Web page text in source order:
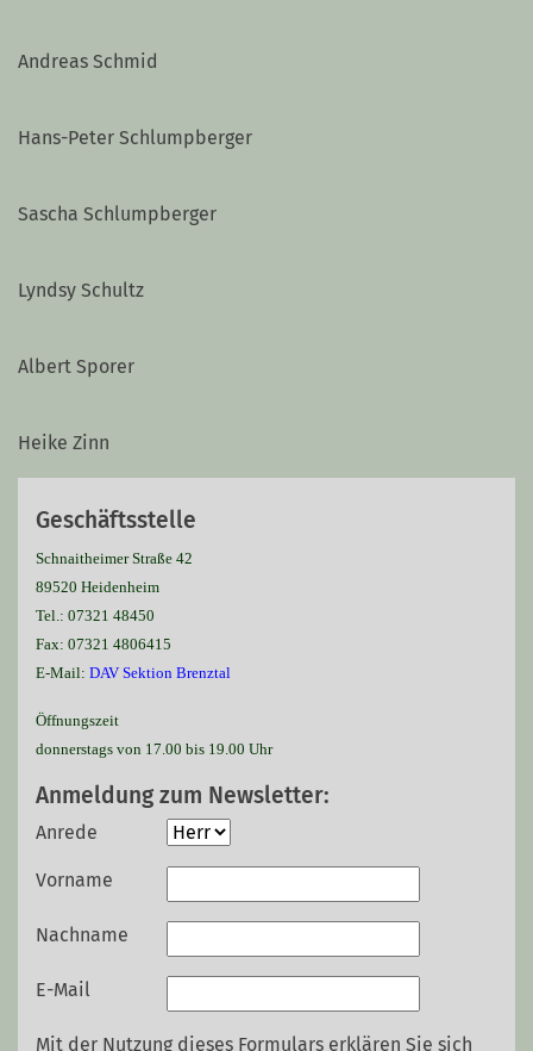
Andreas Schmid
Hans-Peter Schlumpberger
Sascha Schlumpberger
Lyndsy Schultz
Albert Sporer
Heike Zinn
Geschäftsstelle
Schnaitheimer Straße 42
89520 Heidenheim
Tel.: 07321 48450
Fax: 07321 4806415
E-Mail: DAV Sektion Brenztal
Öffnungszeit
donnerstags von 17.00 bis 19.00 Uhr
Anmeldung zum Newsletter:
Anrede
Vorname
Nachname
E-Mail
Mit der Nutzung dieses Formulars erklären Sie sich